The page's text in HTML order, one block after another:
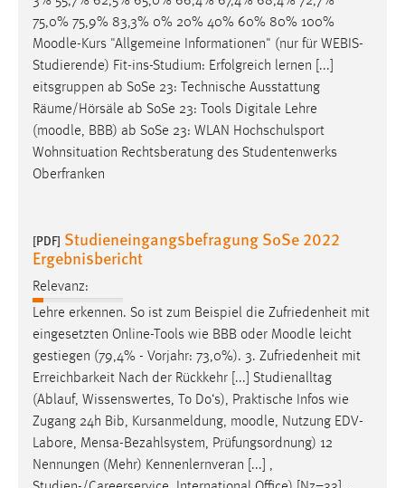
75,0% 75,9% 83,3% 0% 20% 40% 60% 80% 100%
Moodle-Kurs "Allgemeine Informationen" (nur für WEBIS-
Studierende) Fit-ins-Studium: Erfolgreich lernen [...]
eitsgruppen ab SoSe 23: Technische Ausstattung
Räume/Hörsäle ab SoSe 23: Tools Digitale Lehre
(moodle, BBB) ab SoSe 23: WLAN Hochschulsport
Wohnsituation Rechtsberatung des Studentenwerks
Oberfranken
[PDF] Studieneingangsbefragung SoSe 2022
Ergebnisbericht
Relevanz:
Lehre erkennen. So ist zum Beispiel die Zufriedenheit mit
eingesetzten Online-Tools wie BBB oder Moodle leicht
gestiegen (79,4% - Vorjahr: 73,0%). 3. Zufriedenheit mit
Erreichbarkeit Nach der Rückkehr [...] Studienalltag
(Ablauf, Wissenswertes, To Do‘s), Praktische Infos wie
Zugang 24h Bib, Kursanmeldung, moodle, Nutzung EDV-
Labore, Mensa-Bezahlsystem, Prüfungsordnung) 12
Nennungen (Mehr) Kennenlernveran [...] ,
Zweck:
Wird benötigt um die Chatfunktion nutzen zu können.
Cookie Laufzeit:
MibewSessionID, mibew-chat-frame-style-
5e9dbeb1811c0446 = Sitzungslaufzeit, mibew_locale = 3
Jahre, MIBEW_UserID = 1 Jahr
Login
fe_user, be_user, be_lastLoginProvider
Zweck:
Dieser Cookie ist notwendig um sich an der Website
einloggen zu können.
Cookie Laufzeit:
24 Stunden
STATISTIK
Statistik Cookies erfassen Informationen anonym.
Diese Informationen helfen uns zu verstehen, wie